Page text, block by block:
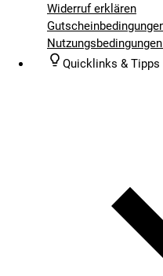
Widerruf erklären
Quicklinks & Tipps